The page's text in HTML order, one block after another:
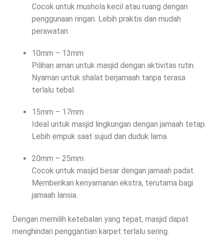
Cocok untuk mushola kecil atau ruang dengan
penggunaan ringan. Lebih praktis dan mudah
perawatan.
10mm – 13mm
Pilihan aman untuk masjid dengan aktivitas rutin.
Nyaman untuk shalat berjamaah tanpa terasa
terlalu tebal.
15mm – 17mm
Ideal untuk masjid lingkungan dengan jamaah tetap.
Lebih empuk saat sujud dan duduk lama.
20mm – 25mm
Cocok untuk masjid besar dengan jamaah padat.
Memberikan kenyamanan ekstra, terutama bagi
jamaah lansia.
Dengan memilih ketebalan yang tepat, masjid dapat
menghindari penggantian karpet terlalu sering.